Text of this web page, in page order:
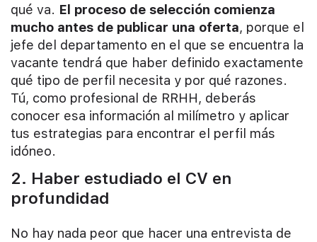
qué va. El proceso de selección comienza
mucho antes de publicar una oferta, porque el
jefe del departamento en el que se encuentra la
vacante tendrá que haber definido exactamente
qué tipo de perfil necesita y por qué razones.
Tú, como profesional de RRHH, deberás
conocer esa información al milímetro y aplicar
tus estrategias para encontrar el perfil más
idóneo.
2. Haber estudiado el CV en
profundidad
No hay nada peor que hacer una entrevista de